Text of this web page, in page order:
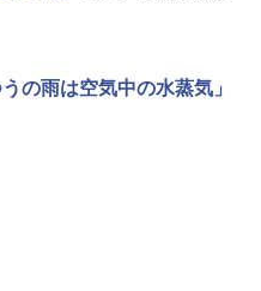
うの雨は空気中の水蒸気」